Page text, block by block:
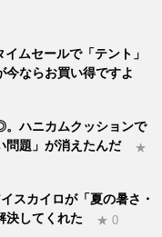
ムセールで「テント」
今ならお買い得ですよ
ハニカムクッションで
問題」が消えたんだ
★
スカイロが「夏の暑さ・
決してくれた
★ 0